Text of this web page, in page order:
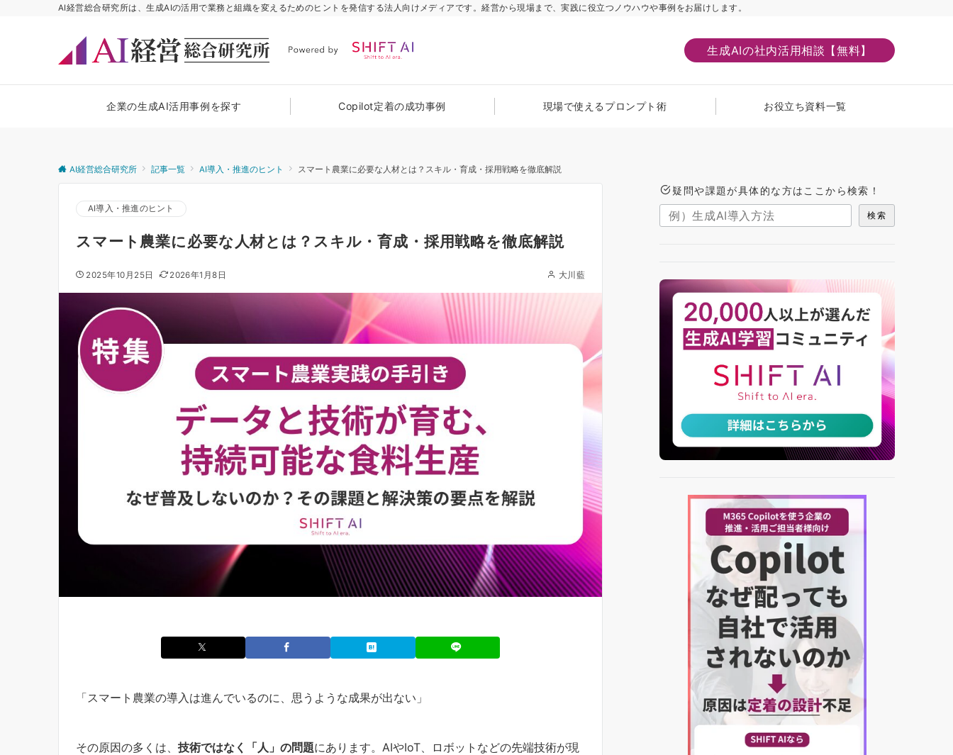
AI経営総合研究所は、生成AIの活用で業務と組織を変えるためのヒントを発信する法人向けメディアです。経営から現場まで、実践に役立つノウハウや事例をお届けします。
生成AIの社内活用相談【無料】
企業の生成AI活用事例を探す Copilot定着の成功事例 現場で使えるプロンプト術 お役立ち資料一覧
AI経営総合研究所 記事一覧 AI導入・推進のヒント スマート農業に必要な人材とは？スキル・育成・採用戦略を徹底解説
AI導入・推進のヒント
スマート農業に必要な人材とは？スキル・育成・採用戦略を徹底解説
2025年10月25日 2026年1月8日 大川藍
「スマート農業の導入は進んでいるのに、思うような成果が出ない」
その原因の多くは、 技術ではなく「人」の問題にあります。AIやIoT、ロボットなどの先端技術が現
疑問や課題が具体的な方はここから検索！
検索